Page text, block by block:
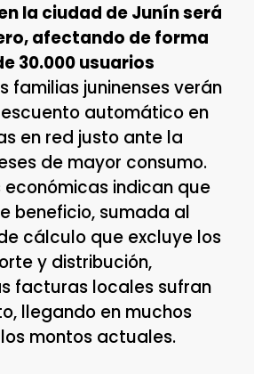
la ciudad de Junín será
afectando de forma
30.000 usuarios
familias juninenses verán
automático en
en red justo ante la
de mayor consumo.
económicas indican que
beneficio, sumada al
cálculo que excluye los
y distribución,
facturas locales sufran
llegando en muchos
montos actuales.